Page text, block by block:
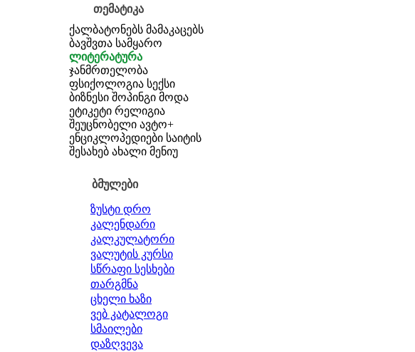
თემატიკა
ქალბატონებს მამაკაცებს
ბავშვთა სამყარო
ლიტერატურა
ჯანმრთელობა
ფსიქოლოგია სექსი
ბიზნესი შოპინგი მოდა
ეტიკეტი რელიგია
შეუცნობელი ავტო+
ენციკლოპედიები საიტის
შესახებ ახალი მენიუ
ბმულები
ზუსტი დრო
კალენდარი
კალკულატორი
ვალუტის კურსი
სწრაფი სესხები
თარგმნა
ცხელი ხაზი
ვებ კატალოგი
სმაილები
დაზღვევა